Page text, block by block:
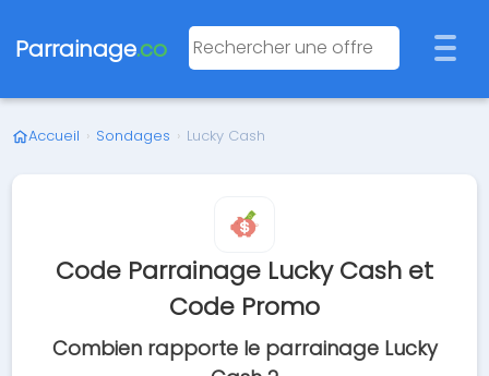
Parrainage.co
Accueil › Sondages › Lucky Cash
Code Parrainage Lucky Cash et
Code Promo
Combien rapporte le parrainage Lucky